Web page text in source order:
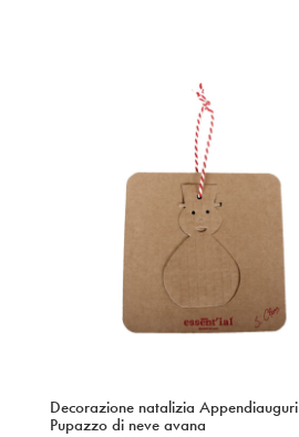
Decorazione natalizia Appendiauguri
Pupazzo di neve avana